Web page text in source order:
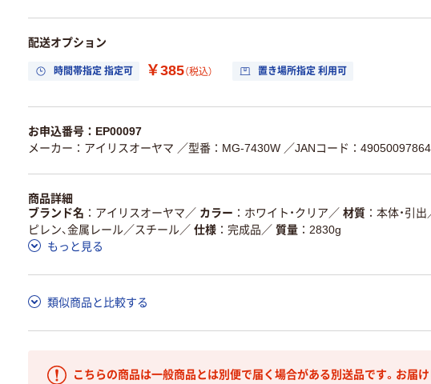
配送オプション
時間帯指定 指定可 ￥385（税込） 置き場所指定 利用可
お申込番号：EP00097
メーカー：アイリスオーヤマ ／型番：MG-7430W ／JANコード：
商品詳細
ブランド名
アイリスオーヤマ ／ カラー ホワイト・クリア ／ 材質
本体・引
ピレン、金属レール／スチール／ 仕様 完成品 ／ 質量
2830g
もっと見る
類似商品と比較する
こちらの商品は一般商品とは別便で届く場合がある別送品です。お届